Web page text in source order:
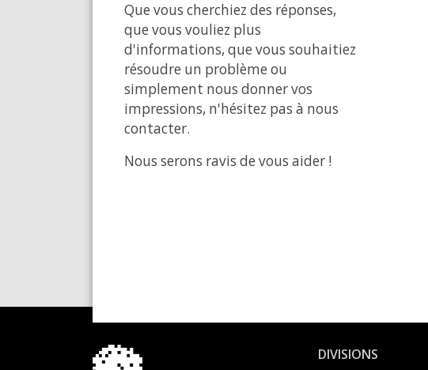
Que vous cherchiez des réponses,
que vous vouliez plus
d'informations, que vous souhaitiez
résoudre un problème ou
simplement nous donner vos
impressions, n'hésitez pas à nous
contacter.
Nous serons ravis de vous aider !
DIVISIONS